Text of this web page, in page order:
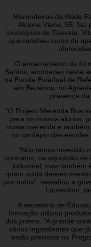
Merendeiras da Rede
Alcione Viana, 55, faz
municípios de Gravatá,
que recebeu curso de
O encerramento da
Santos, aconteceu nesta
na Escola Estadual de
em Bezerros, no
presença da
“O Projeto Merenda Boa
para os nossos alunos,
nossa merenda e
no cardápio das
“Nós temos investido
contratos, na aquisição
industrial, mas também
quem cuida desses
por todos”, ressaltou a
Laurentino,
A secretária de
formação utilizou
dos jovens. “A grande
vários ingredientes que
estão previstos no